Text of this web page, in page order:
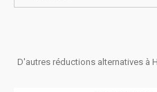
D'autres réductions alternatives à